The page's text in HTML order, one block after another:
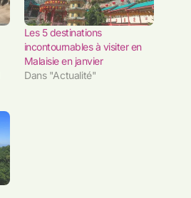
Les 5 destinations
incontournables à visiter en
Malaisie en janvier
Dans "Actualité"